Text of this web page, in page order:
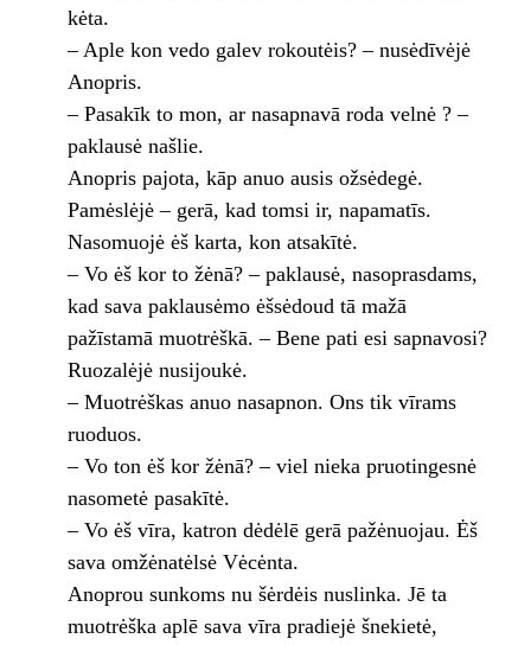
kėta.
– Aple kon vedo galev rokoutėis? – nusėdīvėjė
Anopris.
– Pasakīk to mon, ar nasapnavā roda velnė ? –
paklausė našlie.
Anopris pajota, kāp anuo ausis ožsėdegė.
Pamėslėjė – gerā, kad tomsi ir, napamatīs.
Nasomuojė ėš karta, kon atsakītė.
– Vo ėš kor to žėnā? – paklausė, nasoprasdams,
kad sava paklausėmo ėšsėdoud tā mažā
pažīstamā muotrėškā. – Bene pati esi sapnavosi?
Ruozalėjė nusijoukė.
– Muotrėškas anuo nasapnon. Ons tik vīrams
ruoduos.
– Vo ton ėš kor žėnā? – viel nieka pruotingesnė
nasometė pasakītė.
– Vo ėš vīra, katron dėdėlē gerā pažėnuojau. Ėš
sava omžėnatėlsė Vėcėnta.
Anoprou sunkoms nu šėrdėis nuslinka. Jē ta
muotrėška aplē sava vīra pradiejė šnekietė,